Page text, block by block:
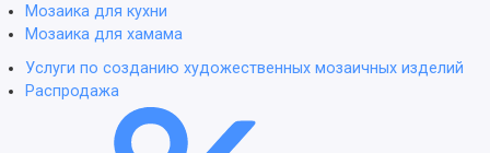
Мозаика для кухни
Мозаика для хамама
Услуги по созданию художественных мозаичных изделий
Распродажа